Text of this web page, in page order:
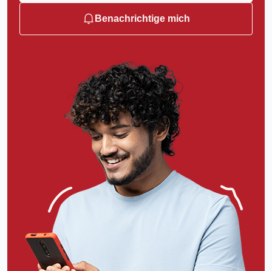
Benachrichtige mich